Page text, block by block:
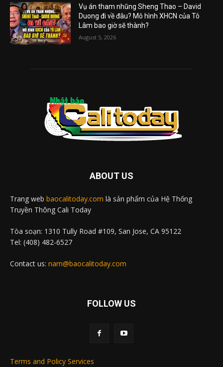
Vụ án tham nhũng Sheng Thao – David
Duong đi về đâu? Mô hình XHCN của Tô
Lâm bao giờ sẽ thành?
August 5, 2026
ABOUT US
Trang web baocalitoday.com là sản phẩm của Hệ Thống
Truyền Thông Cali Today
Tòa soạn: 1310 Tully Road #109, San Jose, CA 95122
Tel: (408) 482-6527
Contact us: nam@baocalitoday.com
FOLLOW US
Terms and Policy Services